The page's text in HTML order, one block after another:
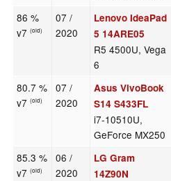
86 %
v7(old)
07 /
2020
Lenovo IdeaPad
5 14ARE05
R5 4500U, Vega
6
80.7 %
v7(old)
07 /
2020
Asus VivoBook
S14 S433FL
i7-10510U,
GeForce MX250
85.3 %
v7(old)
06 /
2020
LG Gram
14Z90N